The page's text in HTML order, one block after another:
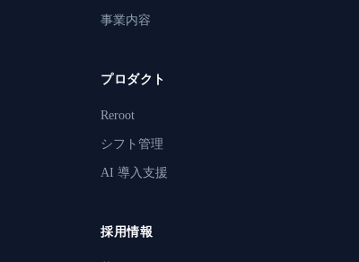
事業内容
プロダクト
Reroot
シフト管理
AI 導入支援
採用情報